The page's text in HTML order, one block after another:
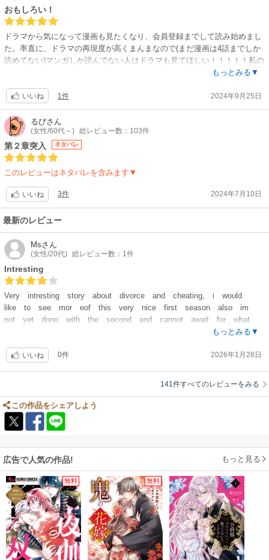
おもしろい！
ドラマから気になって漫画も見たくなり、会員登録までして読み始めまし
た。率直に、ドラマの再現度が高くまんまなので(まだ漫画は4話までしか
読めてない)マンガしか読んでない人はドラマも見てほしい！！！！！私の
今読んでるところまでだと、これから本編に入っていくところなのでまだ
超えるか考えているところです。ドラマを見ているだけに気になって気に
なって仕方がないですwww私はドラマよりも深いであろうこの漫画バージ
ョンに期待しています。まだストーリーがこれから始動していくところま
でしか読めてないのでレビュー内容薄くて申し訳ないですが、これで終わ
ります?
もっとみる▼
いいね 1件 2024年9月25日
るびさん
(女性/60代～) 総レビュー数：103件
第２章突入 ネタバレ
このレビューはネタバレを含みます▼
いいね 3件 2024年7月10日
最新のレビュー
Msさん
(女性/20代) 総レビュー数：1件
Intresting
Very intresting story about divorce and cheating, i would
like to see mor eof this very nice first season also im
not yet done with the second and cannot await for what
もっとみる▼
いいね 0件 2026年1月28日
141件すべてのレビューをみる
この作品をシェアしよう
広告で人気の作品! もっと見る
無料 無料